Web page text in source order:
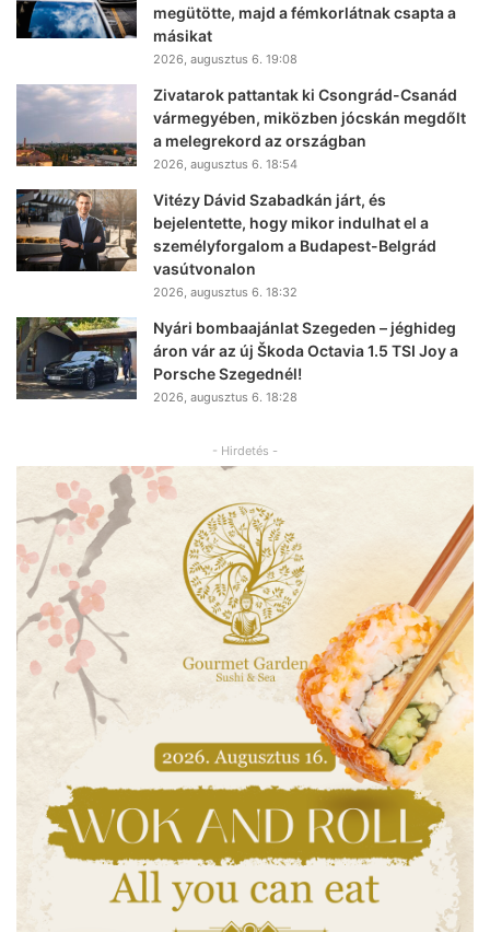
megütötte, majd a fémkorlátnak csapta a
másikat
2026, augusztus 6. 19:08
Zivatarok pattantak ki Csongrád-Csanád
vármegyében, miközben jócskán megdőlt
a melegrekord az országban
2026, augusztus 6. 18:54
Vitézy Dávid Szabadkán járt, és
bejelentette, hogy mikor indulhat el a
személyforgalom a Budapest-Belgrád
vasútvonalon
2026, augusztus 6. 18:32
Nyári bombaajánlat Szegeden – jéghideg
áron vár az új Škoda Octavia 1.5 TSI Joy a
Porsche Szegednél!
2026, augusztus 6. 18:28
- Hirdetés -